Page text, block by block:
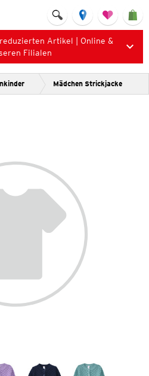
Artikel | Online &
Filialen
Mädchen Strickjacke